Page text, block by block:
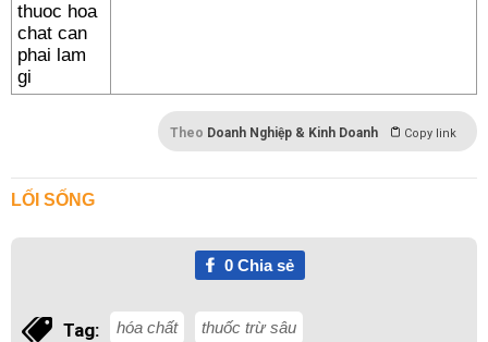
Theo Doanh Nghiệp & Kinh Doanh Copy link
LỐI SỐNG
0Chia sẻ
Tag: hóa chất thuốc trừ sâu